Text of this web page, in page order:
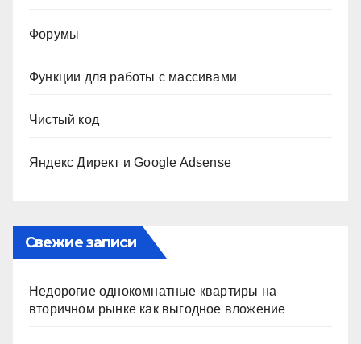
Форумы
Функции для работы с массивами
Чистый код
Яндекс Директ и Google Adsense
Свежие записи
Недорогие однокомнатные квартиры на
вторичном рынке как выгодное вложение